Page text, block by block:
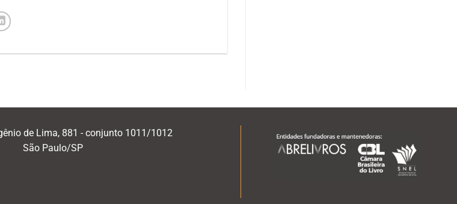
de Lima, 881 - conjunto 1011/1012
São Paulo/SP